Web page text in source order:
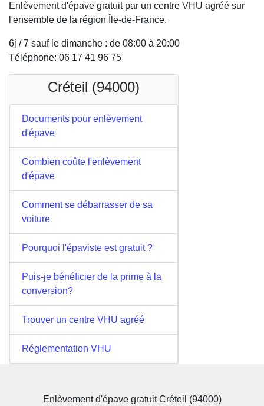
Enlèvement d'épave gratuit par un centre VHU agréé sur
l'ensemble de la région Île-de-France.
6j / 7 sauf le dimanche : de 08:00 à 20:00
Téléphone: 06 17 41 96 75
Créteil (94000)
Documents pour enlèvement
d'épave
Combien coûte l'enlèvement
d'épave
Comment se débarrasser de sa
voiture
Pourquoi l'épaviste est gratuit ?
Puis-je bénéficier de la prime à la
conversion?
Trouver un centre VHU agréé
Réglementation VHU
Enlèvement d'épave gratuit Créteil (94000)